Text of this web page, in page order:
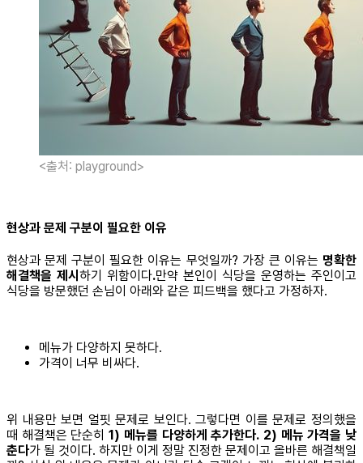
<출처: playground>
현상과 문제 구분이 필요한 이유
현상과 문제 구분이 필요한 이유는 무엇일까? 가장 큰 이유는 명확한
해결책을 제시 하기 위함이다.만약 본인이 식당을 운영하는 주인이고
식당을 방문했던 손님이 아래와 같은 피드백을 했다고 가정하자.
메뉴가 다양하지 못하다.
가격이 너무 비싸다.
위 내용만 보면 얼핏 문제로 보인다. 그렇다면 이를 문제로 정의했을
때 해결책은 단순히1) 메뉴를 다양하게 추가한다. 2) 메뉴 가격을 낮
춘다가 될 것이다. 하지만 이게 정말 진정한 문제이고 올바른 해결책일